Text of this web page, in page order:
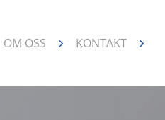
OM OSS KONTAKT